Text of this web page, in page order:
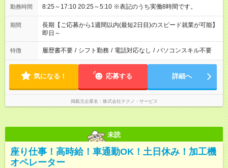
勤務時間 8:25～17:10 20:25～5:10 ※表記のうち実働8時間です。
期間
長期【ご応募から1週間以内(最短2日目)のスピード就業が可能】
即日～
特徴 履歴書不要 / シフト勤務 / 電話対応なし / パソコンスキル不要
気になる！ 応募する 詳細へ
掲載元企業名 株式会社テクノ・サービス
未読
座り仕事！高時給！車通勤OK！土日休み！加工機
オペレーター